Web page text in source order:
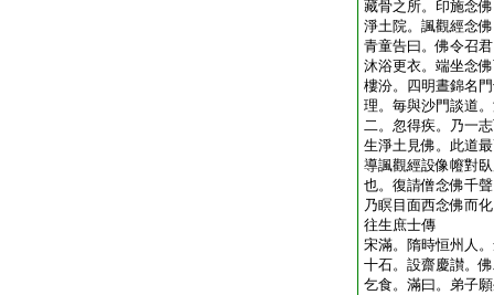
藏骨之所。印施念
淨土院。諷觀經念
青童告曰。佛令召
沐浴更衣。端坐念
樓汾。四明晝錦名
理。毎與沙門談道
二。忽得疾。乃一
生淨土見佛。此道
導諷觀經設像㡧對
也。復請僧念佛千
乃瞑目面西念佛而化
往生庶士傳
宋滿。隋時恒州人
十石。設齋慶讃。
乞食。滿曰。弟子